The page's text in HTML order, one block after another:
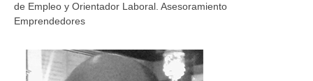
de Empleo y Orientador Laboral. Asesoramiento
Emprendedores